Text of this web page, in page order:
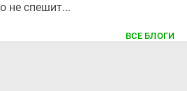
не спешит...
ВСЕ БЛОГИ